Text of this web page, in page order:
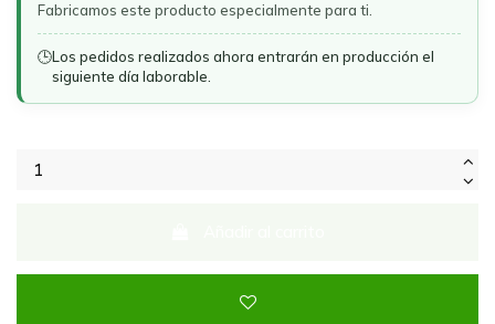
Fabricamos este producto especialmente para ti.
🕒Los pedidos realizados ahora entrarán en producción el
siguiente día laborable.